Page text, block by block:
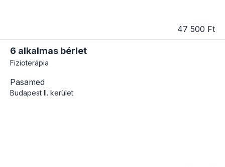
47 500 Ft
6 alkalmas bérlet
Fizioterápia
Pasamed
Budapest II. kerület